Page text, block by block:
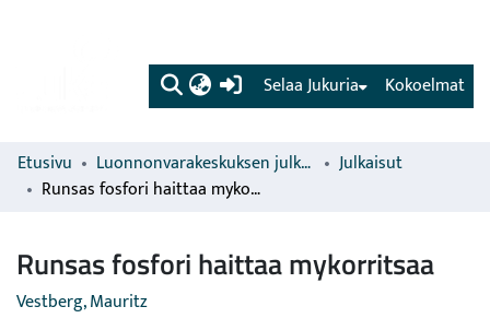
(current) Kokoelmat
Selaa Jukuria
Etusivu Luonnonvarakeskuksen julkaisut
Julkaisut
Runsas fosfori haittaa mykorritsaa
Runsas fosfori haittaa mykorritsaa
Vestberg, Mauritz